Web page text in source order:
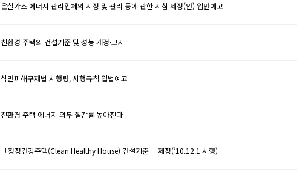
온실가스 에너지 관리업체의 지정 및 관리 등에 관한 지침 제정(안) 입안예고
친환경 주택의 건설기준 및 성능 개정·고시
석면피해구제법 시행령, 시행규칙 입법예고
친환경 주택 에너지 의무 절감률 높아진다
「청정건강주택(Clean Healthy House) 건설기준」 제정(’10.12.1 시행)